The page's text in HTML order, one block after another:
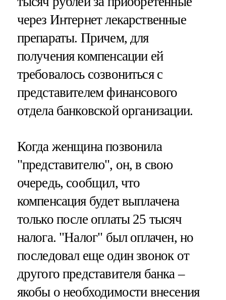
через Интернет лекарственные
препараты. Причем, для
получения компенсации ей
требовалось созвониться с
представителем финансового
отдела банковской организации.
Когда женщина позвонила
"представителю", он, в свою
очередь, сообщил, что
компенсация будет выплачена
только после оплаты 25 тысяч
налога. "Налог" был оплачен, но
последовал еще один звонок от
другого представителя банка –
якобы о необходимости внесения